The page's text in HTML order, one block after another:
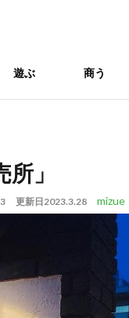
遊ぶ 商う
」
更新日2023.3.28 mizue